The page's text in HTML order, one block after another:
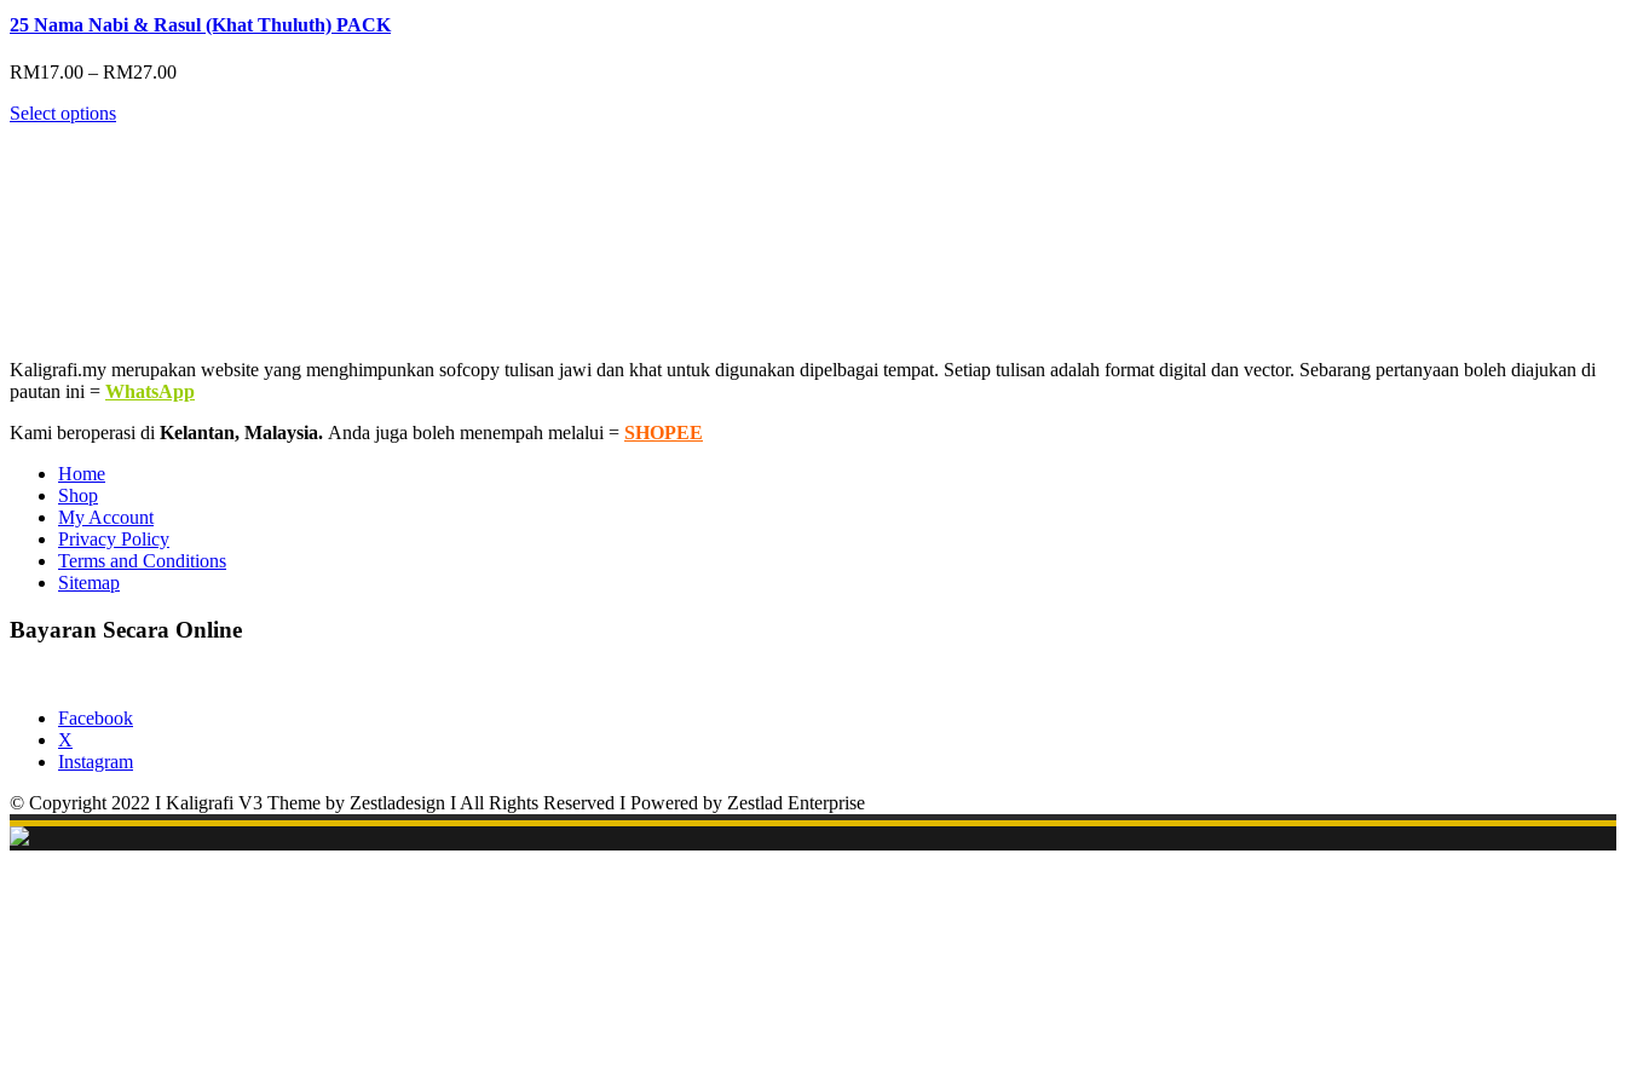
25 Nama Nabi & Rasul (Khat Thuluth) PACK
RM17.00 – RM27.00Price
Select options
Kaligrafi.my merupakan website yang menghimpunkan sofcopy tulisan jawi dan khat untuk digunakan dipelbagai tempat. Setiap tulisan adalah format digital dan vector. Sebarang pertanyaan boleh diajukan di
pautan ini = WhatsApp
Kami beroperasi di Kelantan, Malaysia. Anda juga boleh menempah melalui = SHOPEE
Home
Shop
My Account
Privacy Policy
Terms and Conditions
Sitemap
Bayaran Secara Online
Facebook
X
Instagram
© Copyright 2022 I Kaligrafi V3 Theme by Zestladesign I All Rights Reserved I Powered by Zestlad Enterprise